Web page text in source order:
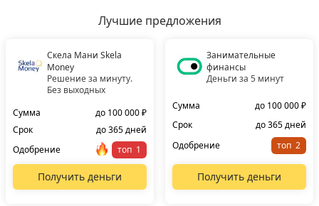
Лучшие предложения
Скела Мани Skela
Money
Решение за минуту.
Без выходных
Сумма
до 100 000 ₽
Срок
до 365 дней
Одобрение
топ
Получить деньги
Занимательные
финансы
Деньги за 5 минут
Сумма
до 100 000 ₽
Срок
до 365 дней
Одобрение
топ
Получить деньги